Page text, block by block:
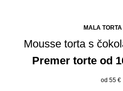
MALA
Mousse torta s
Premer torte od
od 55 €